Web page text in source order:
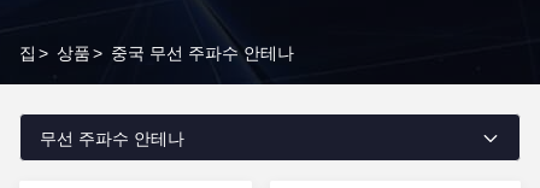
집 > 상품> 중국 무선 주파수 안테나
무선 주파수 안테나